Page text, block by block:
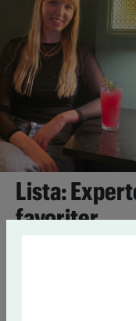
Lista:
favoriter
Alexandra Holm med
bästa tips på